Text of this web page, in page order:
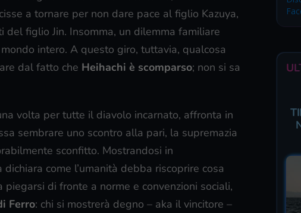
a tornare per non dare pace al figlio Kazuya,
figlio Jin. Insomma, un dilemma familiare
intero. A questo giro, tuttavia, qualcosa
dal fatto che Heihachi è scomparso; non si sa
volta per tutte il diavolo incarnato, affronta in
sembrare uno scontro alla pari, la supremazia
sconfitto. Mostrandosi in
come l’umanità debba riscoprire cosa
di fronte a norme e convenzioni sociali,
Ferro: chi si mostrerà degno – aka il vincitore –